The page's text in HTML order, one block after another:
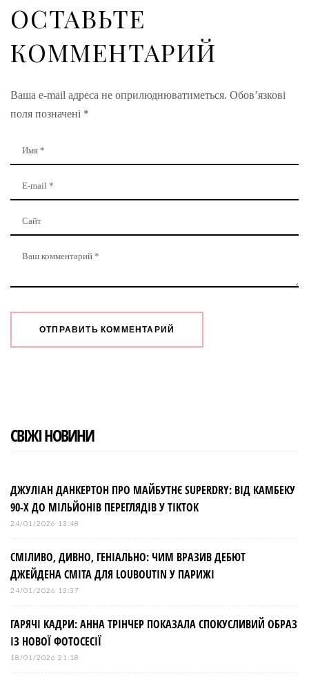
ОСТАВЬТЕ
КОММЕНТАРИЙ
Ваша e-mail адреса не оприлюднюватиметься. Обов’язкові
поля позначені *
СВІЖІ НОВИНИ
ДЖУЛІАН ДАНКЕРТОН ПРО МАЙБУТНЄ SUPERDRY: ВІД КАМБЕКУ
90-Х ДО МІЛЬЙОНІВ ПЕРЕГЛЯДІВ У TIKTOK
24/01/2026 13:48
СМІЛИВО, ДИВНО, ГЕНІАЛЬНО: ЧИМ ВРАЗИВ ДЕБЮТ
ДЖЕЙДЕНА СМІТА ДЛЯ LOUBOUTIN У ПАРИЖІ
24/01/2026 13:37
ГАРЯЧІ КАДРИ: АННА ТРІНЧЕР ПОКАЗАЛА СПОКУСЛИВИЙ ОБРАЗ
ІЗ НОВОЇ ФОТОСЕСІЇ
18/01/2026 21:18